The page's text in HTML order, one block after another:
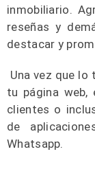
inmobiliario.
reseñas y
destacar y
Una vez que lo
tu página
clientes o
de
Whatsapp.